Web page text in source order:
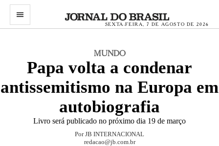
menu
SEXTA-FEIRA, 7 DE AGOSTO DE 2026
MUNDO
Papa volta a condenar
antissemitismo na Europa em
autobiografia
Livro será publicado no próximo dia 19 de março
Por JB INTERNACIONAL
redacao@jb.com.br